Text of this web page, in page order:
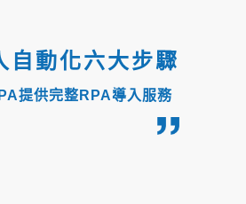
自動化六大步驟
提供完整RPA導入服務